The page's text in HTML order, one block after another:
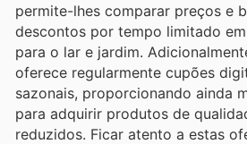
permite-lhes comparar preços e
descontos por tempo limitado
para o lar e jardim.
oferece regularmente cupões
sazonais, proporcionando ainda
para adquirir produtos de
reduzidos. Ficar atento a estas